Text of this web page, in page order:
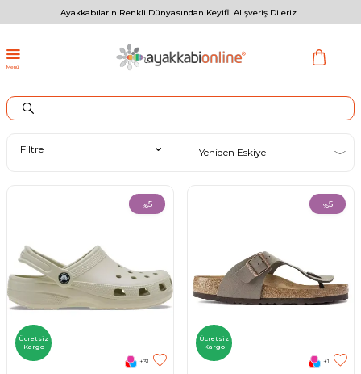
Ayakkabıların Renkli Dünyasından Keyifli Alışveriş Dileriz...
Menü
Filtre
%5
Ücretsiz
Kargo
+31
%5
Ücretsiz
Kargo
+1